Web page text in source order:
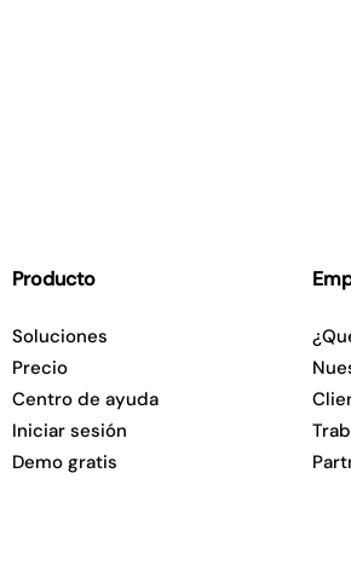
Producto
Soluciones
Precio
Centro de ayuda
Iniciar sesión
Demo gratis